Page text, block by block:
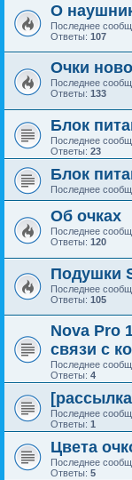
О
Последнее
Ответы: 107
Очки
Последнее
Ответы: 133
Блок
Последнее
Ответы: 23
Блок
Последнее
Об очках
Последнее
Ответы: 120
Подушки
Последнее
Ответы: 105
Nova Pro
связи с
Последнее
Ответы: 4
Последнее
Ответы: 1
Цвета
Последнее
Ответы: 5